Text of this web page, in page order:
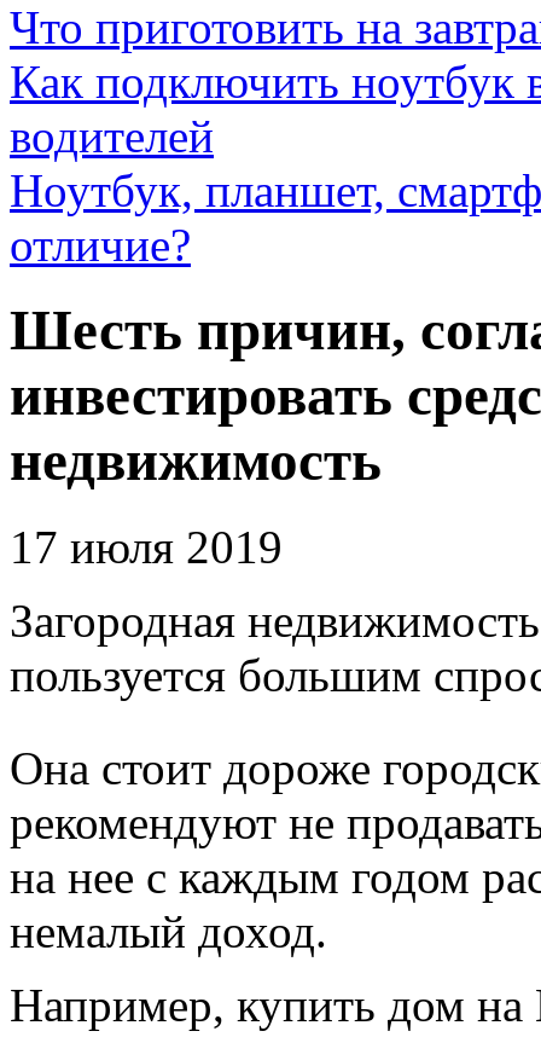
Что приготовить на
Как подключить ноутбук
водителей
Ноутбук, планшет,
отличие?
Шесть причин,
инвестировать
недвижимость
17 июля 2019
Загородная
пользуется большим
Она стоит дороже
рекомендуют не
на нее с каждым годом
немалый доход.
Например, купить дом